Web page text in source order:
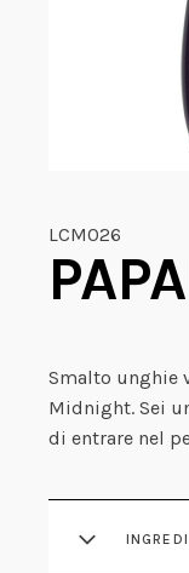
LCM026
Smalto unghie
Midnight. Sei
di entrare nel